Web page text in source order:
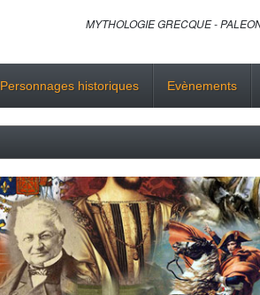
MYTHOLOGIE GRECQUE -
Personnages historiques Evènements